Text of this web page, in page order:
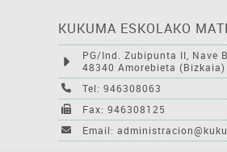
KUKUMA ESKOLAKO
PG/Ind. Zubipunta II, Nave
48340 Amorebieta (Bizkaia)
Tel: 946308063
Fax: 946308125
Email: